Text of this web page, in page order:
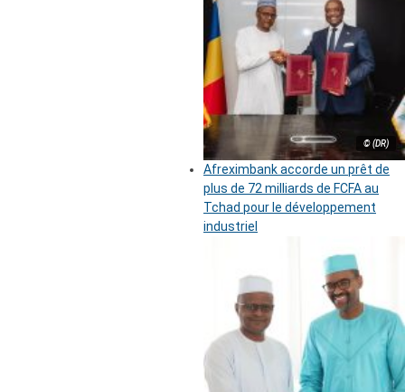
© (DR)
Afreximbank accorde un prêt de
plus de 72 milliards de FCFA au
Tchad pour le développement
industriel